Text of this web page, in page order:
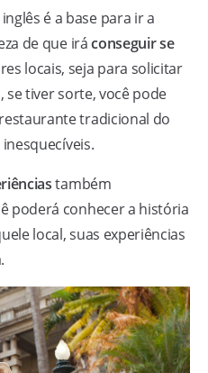
é a base para ir a
de que iráconseguir se
locais, seja para solicitar
tiver sorte, você pode
tradicional do
também
poderá conhecer a história
local, suas experiências